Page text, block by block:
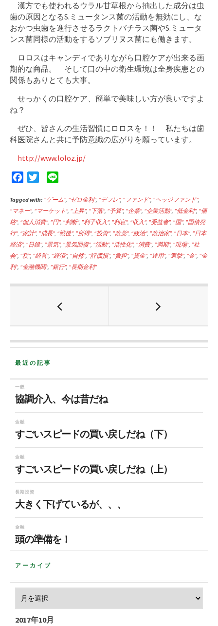
漢方でも使われるウラル甘草根から抽出した成分は虫
歯の原因となるS.ミュータンス菌の活動を無効にし、な
おかつ虫歯を進行させるラクトバチラス菌やS.ミュータ
ンス菌同様の活動をするソブリヌス菌にも働きます。
ロロスはキャンディでありながら口腔ケアが出来る画
期的な商品。 そして口の中の衛生環境は全身疾患との
関係もありとても大事。
せっかくの口腔ケア、簡単で美味しい方が良いですよ
ね？
ぜひ、皆さんの生活習慣にロロスを！！ 私たちは歯
科医院さんと共に予防意識の広がりを願っています。
http://www.loloz.jp/
c
e
b
o
o
k
i
t
t
e
r
n
e
Tagged with: "ゲーム", "ゼロ金利", "デフレ", "ファンド", "ヘッジファンド",
"マネー", "マーケット", "上昇", "下落", "予算", "企業", "企業活動", "低金利", "価
格", "個人消費", "円", "判断", "利子収入", "利息", "収入", "受益者", "国", "国債発
行", "家計", "成長", "戦後", "所得", "投資", "政党", "政治", "政治家", "日本", "日本
経済", "日銀", "景気", "景気回復", "活動", "活性化", "消費", "満期", "現場", "社
会", "税", "経営", "経済", "自然", "評価損", "負担", "資金", "運用", "選挙", "金", "金
利", "金融機関", "銀行", "長期金利"
最近の記事
一般
協調介入、今は昔だね
金融
すごいスピードの買い戻しだね（下）
金融
すごいスピードの買い戻しだね（上）
長期投資
大きく下げているが、、、
金融
頭の準備を！
アーカイブ
2017年10月